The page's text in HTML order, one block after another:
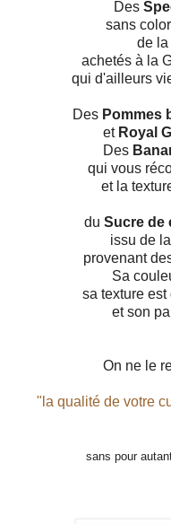
Des
sans
de
achetés à la
qui d'ailleurs
Des Pommes
et Royal
Des
qui vous
et la
du Sucre de
issu de
provenant
Sa
sa texture
et son
On ne le
"la qualité de votre
sans pour